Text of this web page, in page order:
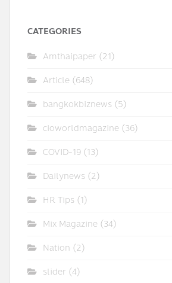
CATEGORIES
Amthaipaper (21)
Article (648)
bangkokbiznews (5)
cioworldmagazine (36)
COVID-19 (13)
Dailynews (2)
HR Tips (1)
Mix Magazine (34)
Nation (2)
slider (4)